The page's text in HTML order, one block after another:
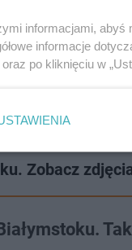
i
około
tej branży.
Zobacz
informacjami,
informacje
oraz po kliknięciu w